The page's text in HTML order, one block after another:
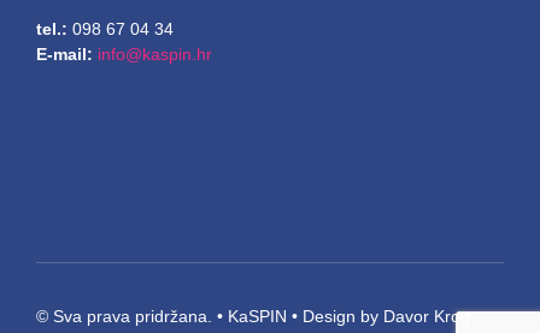
tel.: 098 67 04 34
E-mail: info@kaspin.hr
© Sva prava pridržana. • KaSPIN • Design by Davor Krog